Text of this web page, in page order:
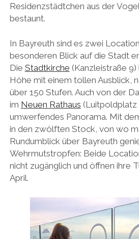
Residenzstädtchen aus der
bestaunt.
In Bayreuth sind es zwei
besonderen Blick auf die Stadt
Die Stadtkirche (Kanzleistraße
Höhe mit einem tollen Ausblick,
über 150 Stufen. Auch von der
im Neuen Rathaus (Luitpoldplatz
umwerfendes Panorama. Mit
in den zwölften Stock, von wo
Rundumblick über Bayreuth
Wehrmutstropfen: Beide
nicht zugänglich und öffnen ihre
April.